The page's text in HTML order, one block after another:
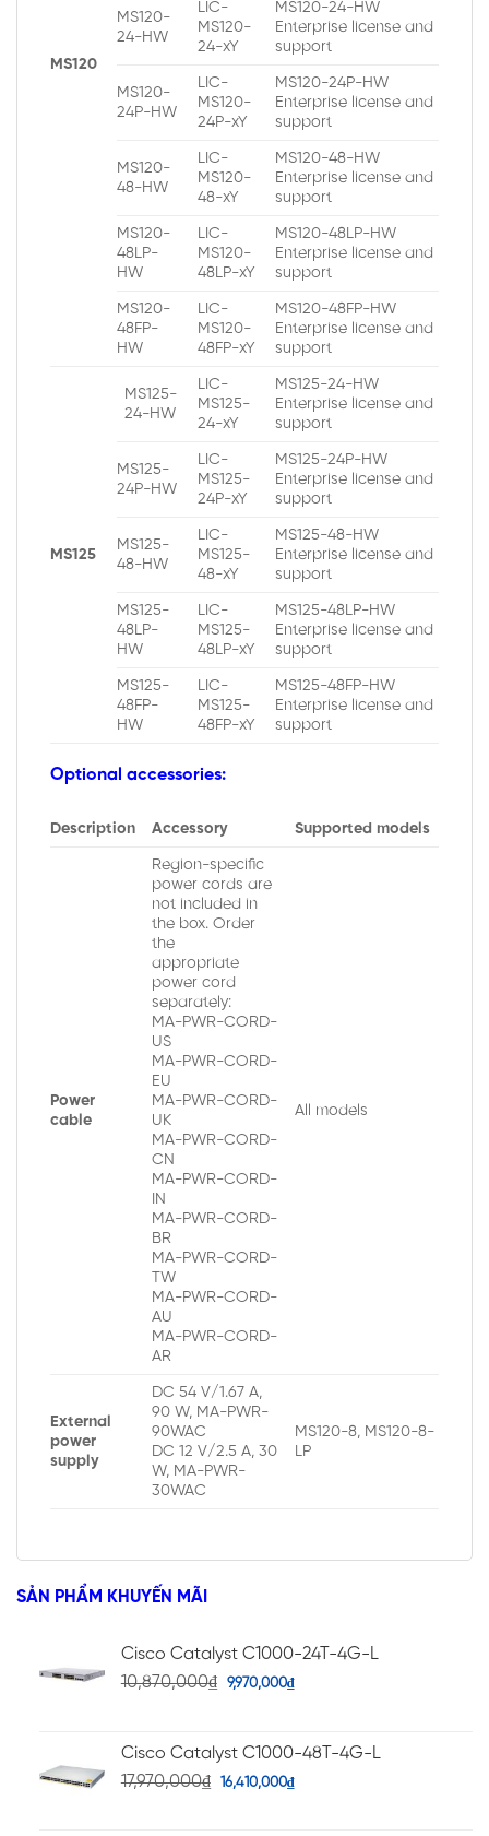
MS120
MS120-
24-HW
LIC-
MS120-
24-xY
MS120-24-HW
Enterprise license and
support
MS120-
24P-HW
LIC-
MS120-
24P-xY
MS120-24P-HW
Enterprise license and
support
MS120-
48-HW
LIC-
MS120-
48-xY
MS120-48-HW
Enterprise license and
support
MS120-
48LP-
HW
LIC-
MS120-
48LP-xY
MS120-48LP-HW
Enterprise license and
support
MS120-
48FP-
HW
LIC-
MS120-
48FP-xY
MS120-48FP-HW
Enterprise license and
support
MS125
MS125-
24-HW
LIC-
MS125-
24-xY
MS125-24-HW
Enterprise license and
support
MS125-
24P-HW
LIC-
MS125-
24P-xY
MS125-24P-HW
Enterprise license and
support
MS125-
48-HW
LIC-
MS125-
48-xY
MS125-48-HW
Enterprise license and
support
MS125-
48LP-
HW
LIC-
MS125-
48LP-xY
MS125-48LP-HW
Enterprise license and
support
MS125-
48FP-
HW
LIC-
MS125-
48FP-xY
MS125-48FP-HW
Enterprise license and
support
Optional accessories:
Description Accessory Supported models
Power
cable
Region-specific
power cords are
not included in
the box. Order
the
appropriate
power cord
separately:
MA-PWR-CORD-
US
MA-PWR-CORD-
EU
MA-PWR-CORD-
UK
MA-PWR-CORD-
CN
MA-PWR-CORD-
IN
MA-PWR-CORD-
BR
MA-PWR-CORD-
TW
MA-PWR-CORD-
AU
MA-PWR-CORD-
AR
All models
External
power
supply
DC 54 V/1.67 A,
90 W, MA-PWR-
90WAC
DC 12 V/2.5 A, 30
W, MA-PWR-
30WAC
MS120-8, MS120-8-
LP
SẢN PHẨM KHUYẾN MÃI
Cisco Catalyst C1000-24T-4G-L
10,870,000₫ 9,970,000₫
Cisco Catalyst C1000-48T-4G-L
17,970,000₫ 16,410,000₫